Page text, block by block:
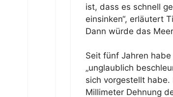
ist, dass es schnell
einsinken“, erläutert
Dann würde das
Seit fünf Jahren
„unglaublich
sich vorgestellt habe.
Millimeter Dehnung